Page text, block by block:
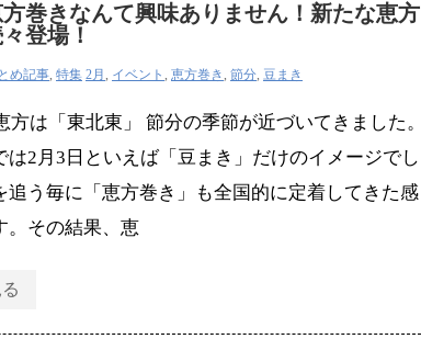
巻きなんて興味ありません！新たな恵方
登場！
め記事, 特集 2月 , イベント , 恵方巻き, 節分, 豆まき
方は「東北東」 節分の季節が近づいてきました。
は2月3日といえば「豆まき」だけのイメージでし
追う毎に「恵方巻き」も全国的に定着してきた感
。その結果、恵